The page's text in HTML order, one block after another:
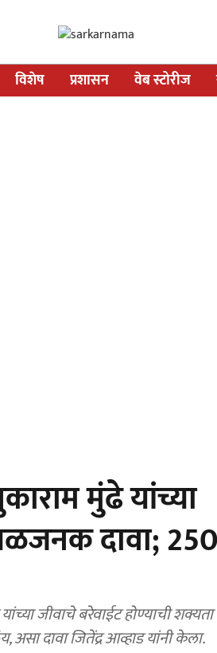
विशेष प्रशासन वेब स्टोरीज
मुंढे यांच्या
दावा; 250
जीवाचे बरेवाईट होण्याची शक्यता
असा दावा जितेंद्र आव्हाड यांनी केला.